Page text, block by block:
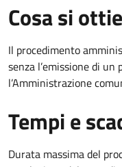
Cosa si
Il procedimento
senza l’emissione di
l’Amministrazione
Tempi e
Durata massima del